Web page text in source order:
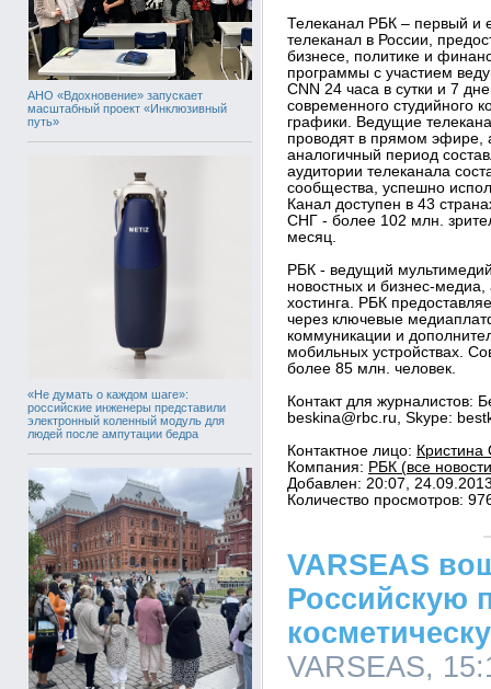
АНО «Вдохновение» запускает
масштабный проект «Инклюзивный
путь»
«Не думать о каждом шаге»:
российские инженеры представили
электронный коленный модуль для
людей после ампутации бедра
Телеканал РБК – первый и
телеканал в России,
бизнесе, политике и
программы с участием
CNN 24 часа в сутки и 7
современного студийного
графики. Ведущие
проводят в прямом эфире,
аналогичный период
аудитории телеканала
сообщества, успешно
Канал доступен в 43
СНГ - более 102 млн.
месяц.
РБК - ведущий
новостных и бизнес-медиа,
хостинга. РБК
через ключевые
коммуникации и
мобильных устройствах.
более 85 млн. человек.
Контакт для журналистов:
beskina@rbc.ru, Skype:
Контактное лицо: Кристина
Компания: РБК (все
Добавлен: 20:07,
Количество просмотров:
VARSEAS
Российскую
VARSEAS,